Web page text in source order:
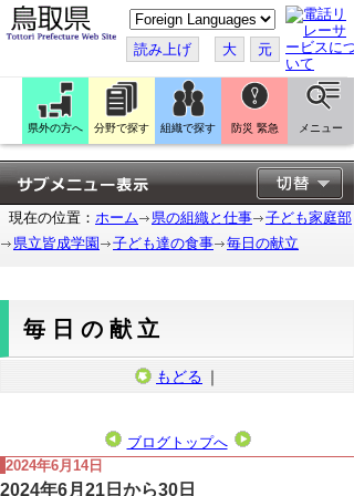
こ
の
ペ
ー
ジ
翻
訳
す
る
読み上げ 大 元
県外の方へ 分野で探す 組織で探す 防災 緊急 メニュー
現在の位置： ホーム 県の組織と仕事
子ども家庭部
県立皆成学園
子ども達の食事 毎日の献立
毎日の献立
もどる ｜
ブログトップへ
2024年6月14日
2024年6月21日から30日